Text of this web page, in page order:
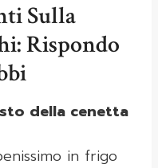
Sulla
Rispondo
della cenetta
in frigo